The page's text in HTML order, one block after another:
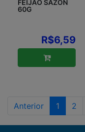
FEIJÃO SAZÓN
60G
R$6,59
Anterior 1 2